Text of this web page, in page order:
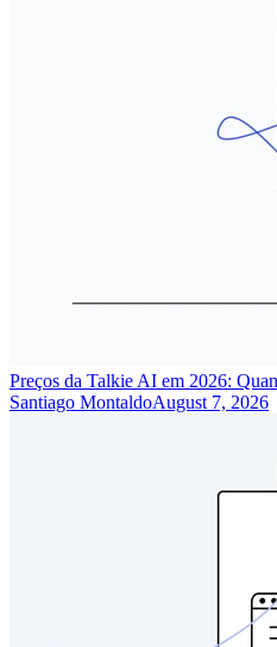
Preços da Talkie AI em 2026:
Santiago MontaldoAugust 7, 2026